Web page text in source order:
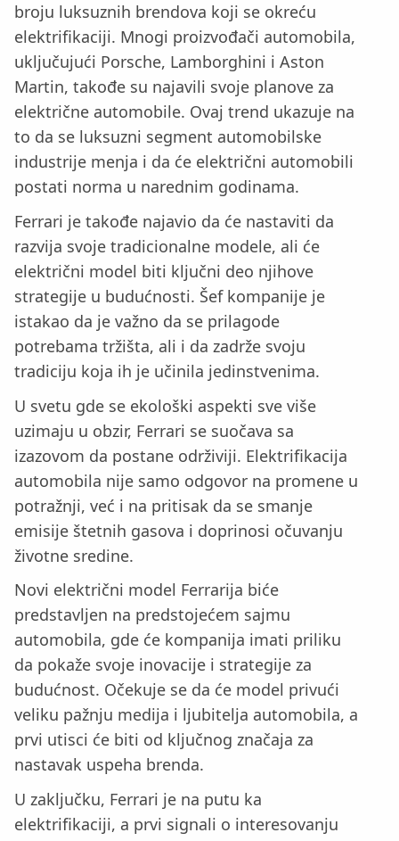
broju luksuznih brendova koji se okreću
elektrifikaciji. Mnogi proizvođači automobila,
uključujući Porsche, Lamborghini i Aston
Martin, takođe su najavili svoje planove za
električne automobile. Ovaj trend ukazuje na
to da se luksuzni segment automobilske
industrije menja i da će električni automobili
postati norma u narednim godinama.
Ferrari je takođe najavio da će nastaviti da
razvija svoje tradicionalne modele, ali će
električni model biti ključni deo njihove
strategije u budućnosti. Šef kompanije je
istakao da je važno da se prilagode
potrebama tržišta, ali i da zadrže svoju
tradiciju koja ih je učinila jedinstvenima.
U svetu gde se ekološki aspekti sve više
uzimaju u obzir, Ferrari se suočava sa
izazovom da postane održiviji. Elektrifikacija
automobila nije samo odgovor na promene u
potražnji, već i na pritisak da se smanje
emisije štetnih gasova i doprinosi očuvanju
životne sredine.
Novi električni model Ferrarija biće
predstavljen na predstojećem sajmu
automobila, gde će kompanija imati priliku
da pokaže svoje inovacije i strategije za
budućnost. Očekuje se da će model privući
veliku pažnju medija i ljubitelja automobila, a
prvi utisci će biti od ključnog značaja za
nastavak uspeha brenda.
U zaključku, Ferrari je na putu ka
elektrifikaciji, a prvi signali o interesovanju